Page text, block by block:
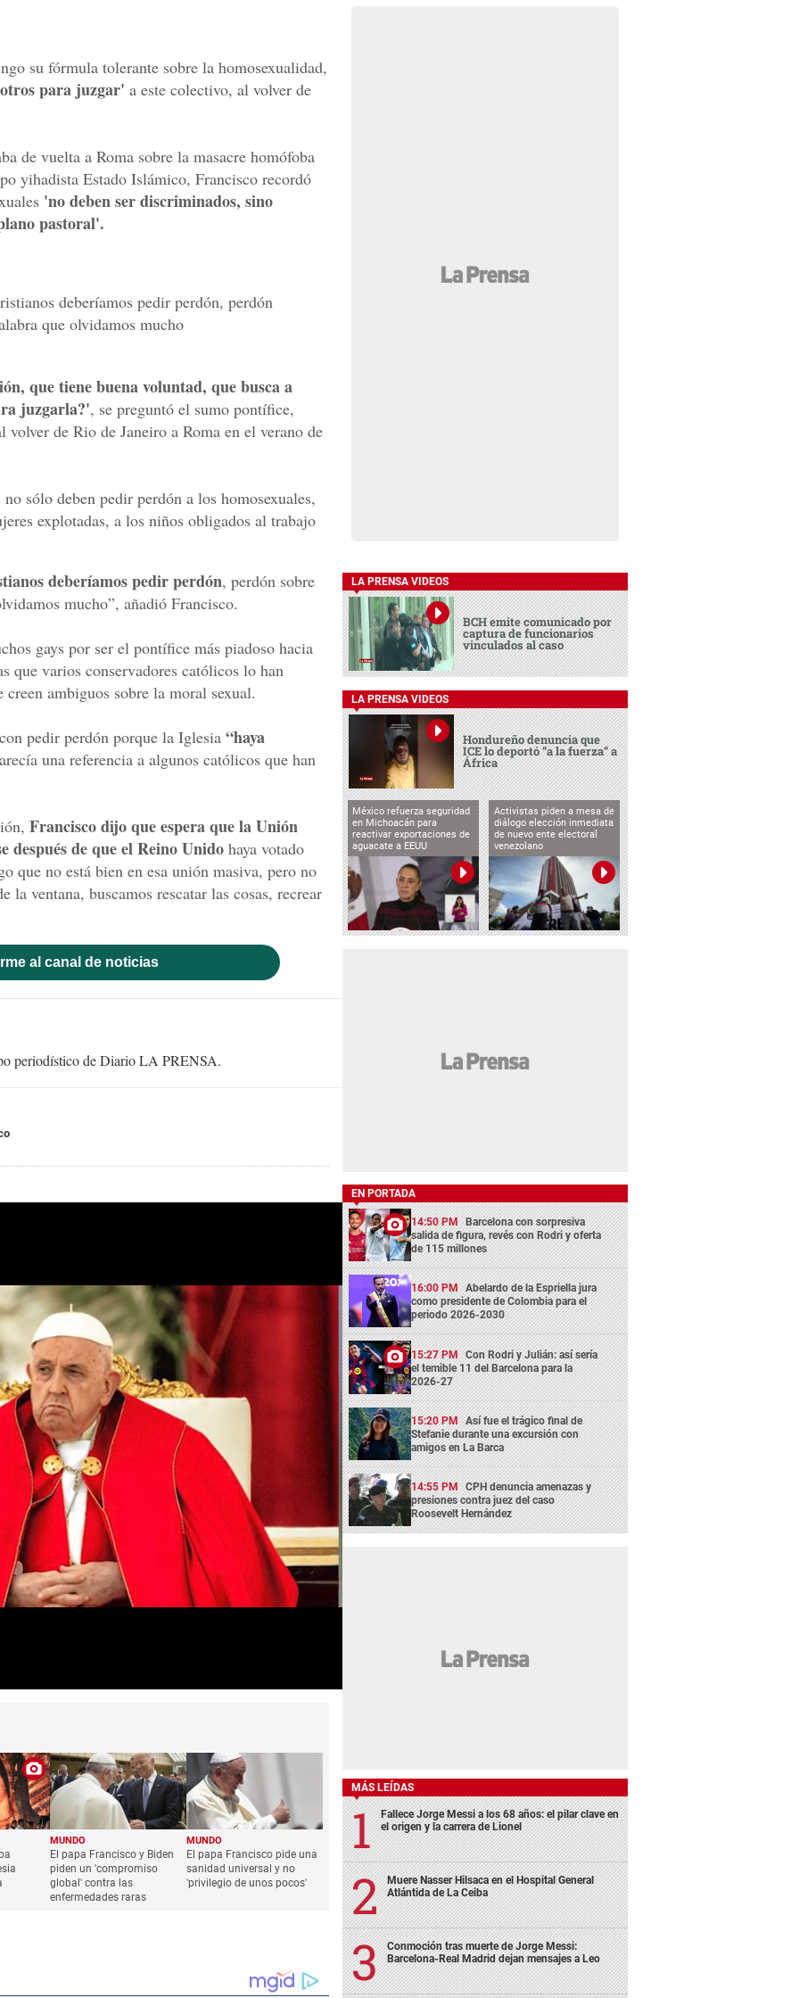
su fórmula tolerante sobre la homosexualidad,
para juzgar' a este colectivo, al volver de
de vuelta a Roma sobre la masacre homófoba
yihadista Estado Islámico, Francisco recordó
'no deben ser discriminados, sino
pastoral'.
deberíamos pedir perdón, perdón
que olvidamos mucho
que tiene buena voluntad, que busca a
juzgarla?', se preguntó el sumo pontífice,
de Rio de Janeiro a Roma en el verano de
sólo deben pedir perdón a los homosexuales,
explotadas, a los niños obligados al trabajo
deberíamos pedir perdón, perdón sobre
mucho”, añadió Francisco.
gays por ser el pontífice más piadoso hacia
que varios conservadores católicos lo han
ambiguos sobre la moral sexual.
pedir perdón porque la Iglesia “haya
una referencia a algunos católicos que han
Francisco dijo que espera que la Unión
después de que el Reino Unido haya votado
que no está bien en esa unión masiva, pero no
la ventana, buscamos rescatar las cosas, recrear
al canal de noticias
periodístico de Diario LA PRENSA.
MUNDO
El papa Francisco y Biden
piden un 'compromiso
global' contra las
enfermedades raras
MUNDO
El papa Francisco pide una
sanidad universal y no
'privilegio de unos pocos'
LA PRENSA VIDEOS
BCH emite comunicado por
captura de funcionarios
vinculados al caso
LA PRENSA VIDEOS
Hondureño denuncia que
ICE lo deportó “a la fuerza” a
África
México refuerza seguridad
en Michoacán para
reactivar exportaciones de
aguacate a EEUU
Activistas piden a mesa de
diálogo elección inmediata
de nuevo ente electoral
venezolano
EN PORTADA
14:50 PM Barcelona con sorpresiva
salida de figura, revés con Rodri y oferta
de 115 millones
16:00 PM Abelardo de la Espriella jura
como presidente de Colombia para el
periodo 2026-2030
15:27 PM Con Rodri y Julián: así sería
el temible 11 del Barcelona para la
2026-27
15:20 PM Así fue el trágico final de
Stefanie durante una excursión con
amigos en La Barca
14:55 PM CPH denuncia amenazas y
presiones contra juez del caso
Roosevelt Hernández
MÁS LEÍDAS
Fallece Jorge Messi a los 68 años: el pilar clave en
el origen y la carrera de Lionel
Muere Nasser Hilsaca en el Hospital General
Atlántida de La Ceiba
Conmoción tras muerte de Jorge Messi:
Barcelona-Real Madrid dejan mensajes a Leo